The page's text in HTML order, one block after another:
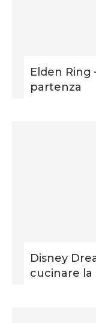
Elden Ring
partenza
Disney
cucinare